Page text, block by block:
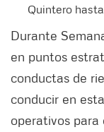
Quintero
Durante
en puntos
conductas de
conducir en
operativos